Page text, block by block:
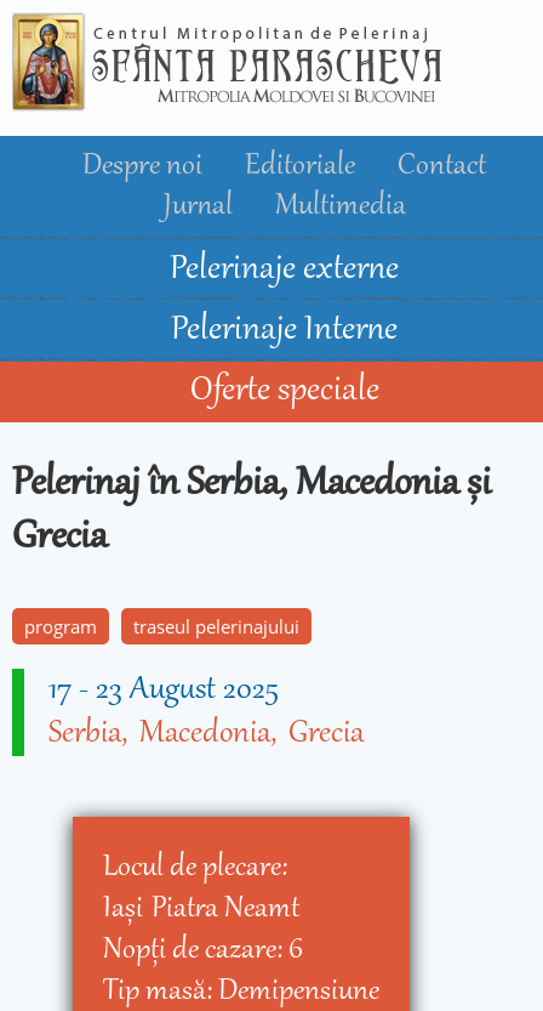
conţinutul
principal
Despre noi Editoriale
Contact
Jurnal
Multimedia
Pelerinaje externe
Pelerinaje Interne
Oferte speciale
Pelerinaj în Serbia, Macedonia și
Grecia
program traseul pelerinajului
17-23 August 2025
Serbia Macedonia Grecia
Locul de plecare:
Iaşi Piatra Neamt
Nopţi de cazare: 6
Tip masă:Demipensiune